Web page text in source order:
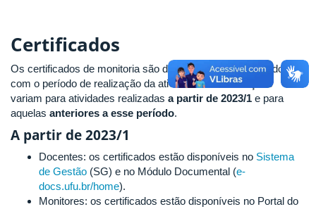
Certificados
Os certificados de monitoria são disponibilizados de acordo
com o período de realização da atividade. As orientações
variam para atividades realizadas a partir de 2023/1 e para
aquelas anteriores a esse período.
A partir de 2023/1
Docentes: os certificados estão disponíveis no Sistema
de Gestão (SG) e no Módulo Documental (e-
docs.ufu.br/home).
Monitores: os certificados estão disponíveis no Portal do